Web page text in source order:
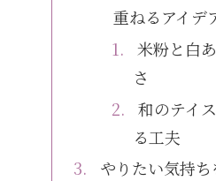
重ねるアイデ
米粉と白
さ
和のテイ
る工夫
やりたい気持ち